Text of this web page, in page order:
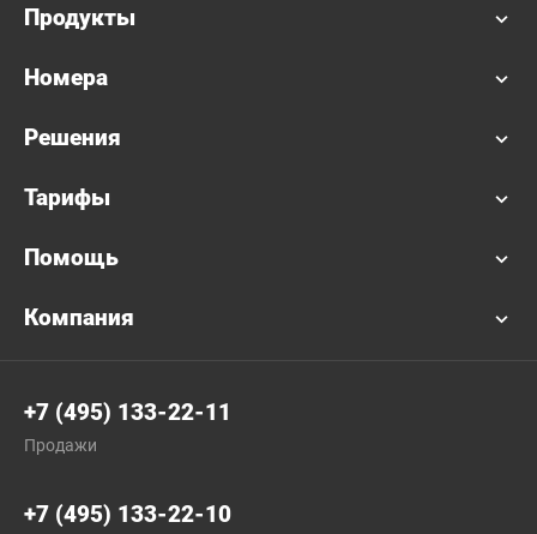
Продукты
Номера
Решения
Тарифы
Помощь
Компания
+7 (495) 133-22-11
Продажи
+7 (495) 133-22-10